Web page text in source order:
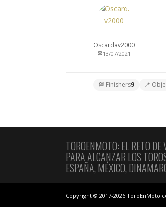
Oscardav2000
🏁13/07/2021
🏁 Finishers9 📍
TOROENMOTO: EL RETO
PARA ALCANZAR LOS
ESPAÑA, MÉXICO,
Copyright © 2017-2026